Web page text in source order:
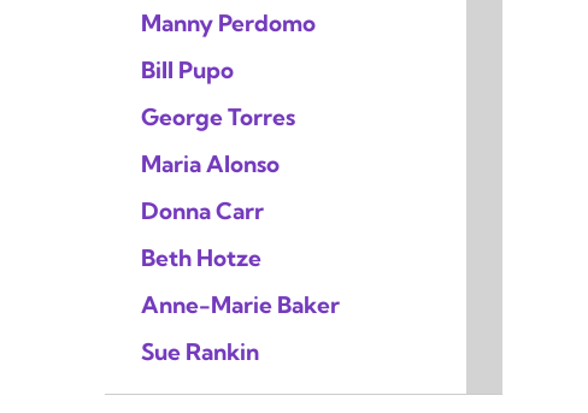
Manny Perdomo
Bill Pupo
George Torres
Maria Alonso
Donna Carr
Beth Hotze
Anne-Marie Baker
Sue Rankin